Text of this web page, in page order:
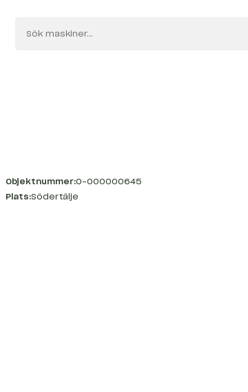
Objektnummer:O-000000645
Plats:Södertälje